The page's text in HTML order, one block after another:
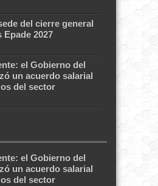
del cierre general
Epade 2027
el Gobierno del
un acuerdo salarial
del sector
el Gobierno del
un acuerdo salarial
del sector